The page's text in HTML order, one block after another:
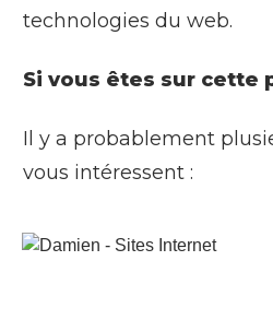
technologies du web.
Si vous êtes sur cette
Il y a probablement
vous intéressent :